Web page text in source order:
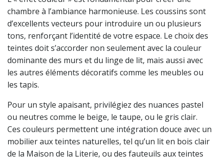
chambre à l’ambiance harmonieuse. Les coussins sont
d’excellents vecteurs pour introduire un ou plusieurs
tons, renforçant l’identité de votre espace. Le choix des
teintes doit s’accorder non seulement avec la couleur
dominante des murs et du linge de lit, mais aussi avec
les autres éléments décoratifs comme les meubles ou
les tapis.
Pour un style apaisant, privilégiez des nuances pastel
ou neutres comme le beige, le taupe, ou le gris clair.
Ces couleurs permettent une intégration douce avec un
mobilier aux teintes naturelles, tel qu’un lit en bois clair
de la Maison de la Literie, ou des fauteuils aux teintes